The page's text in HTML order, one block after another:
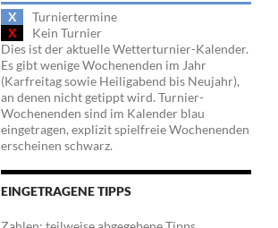
X
Turniertermine
X
Kein Turnier
Dies ist der aktuelle Wetterturnier-Kalender.
Es gibt wenige Wochenenden im Jahr
(Karfreitag sowie Heiligabend bis Neujahr),
an denen nicht getippt wird. Turnier-
Wochenenden sind im Kalender blau
eingetragen, explizit spielfreie Wochenenden
erscheinen schwarz.
EINGETRAGENE TIPPS